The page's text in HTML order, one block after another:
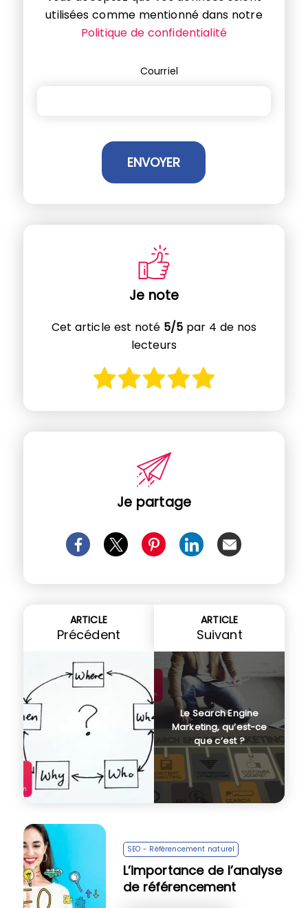
utilisées comme mentionné dans notre
Politique de confidentialité
Courriel
Je note
Cet article est noté 5/5 par 4 de nos
lecteurs
Je partage
ARTICLE
Précédent
ARTICLE
Suivant
Le Search Engine
Marketing, qu’est-ce
que c’est ?
SEO - Référencement naturel
L’importance de l’analyse
de référencement